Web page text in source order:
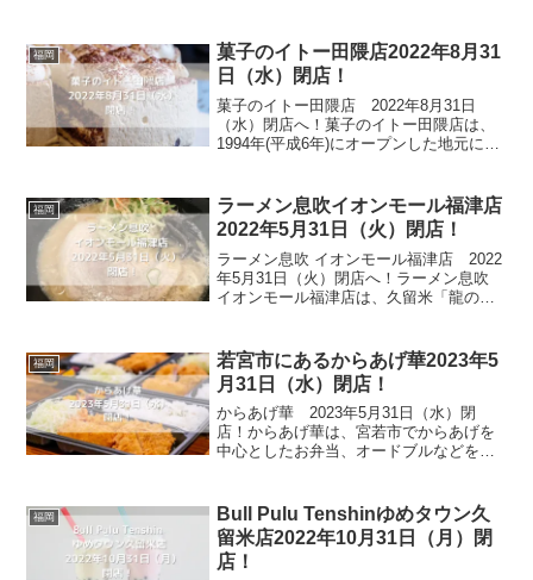
に開発し、何度も試作を...
福岡
菓子のイトー田隈店2022年8月31
日（水）閉店！
菓子のイトー田隈店 2022年8月31日
（水）閉店へ！菓子のイトー田隈店は、
1994年(平成6年)にオープンした地元に密
のバースデーケーキはここで購入すると
いう人も多か...
福岡
ラーメン息吹イオンモール福津店
2022年5月31日（火）閉店！
ラーメン息吹 イオンモール福津店 2022
年5月31日（火）閉店へ！ラーメン息吹
イオンモール福津店は、久留米「龍の
光景が生み出せるように！！」との思い
から頑張ってきま...
福岡
若宮市にあるからあげ華2023年5
月31日（水）閉店！
からあげ華 2023年5月31日（水）閉
店！からあげ華は、宮若市でからあげを
中心としたお弁当、オードブルなどを販
トやチキンスティック、お弁当やカレー
などを販売しています...
福岡
Bull Pulu Tenshinゆめタウン久
留米店2022年10月31日（月）閉
店！